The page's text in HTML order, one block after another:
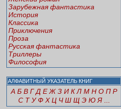
Зарубежная фантастика
История
Классика
Приключения
Проза
Русская фантастика
Триллеры
Философия
АЛФАВИТНЫЙ УКАЗАТЕЛЬ КНИГ
А Б В Г Д Е Ж З И К Л М Н О П Р
С Т У Ф Х Ц Ч Ш Щ Э Ю Я